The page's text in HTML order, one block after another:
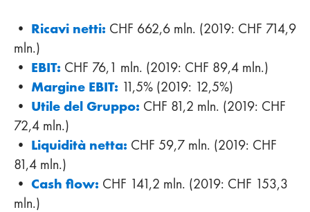
• Ricavi netti: CHF 662,6 mln. (2019: CHF 714,9
mln.)
• EBIT: CHF 76,1 mln. (2019: CHF 89,4 mln.)
• Margine EBIT: 11,5% (2019: 12,5%)
• Utile del Gruppo: CHF 81,2 mln. (2019: CHF
72,4 mln.)
• Liquidità netta: CHF 59,7 mln. (2019: CHF
81,4 mln.)
• Cash flow: CHF 141,2 mln. (2019: CHF 153,3
mln.)